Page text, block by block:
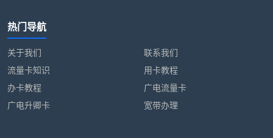
热门导航
关于我们
联系我们
流量卡知识
用卡教程
办卡教程
广电流量卡
广电升卿卡
宽带办理